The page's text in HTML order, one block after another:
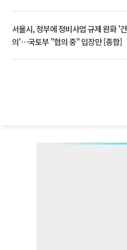
서울시, 정부에 정비사업 규제 완화 '건
의'⋯국토부 "협의 중" 입장만 [종합]